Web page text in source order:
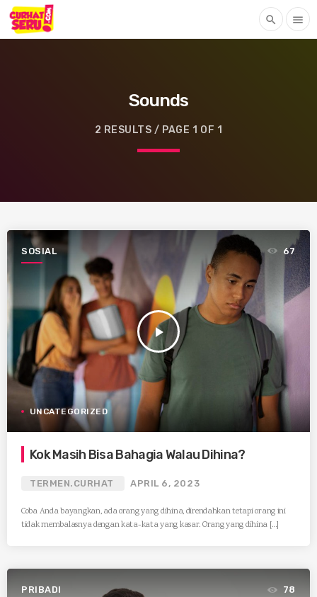
search menu
Sounds
2 RESULTS / PAGE 1 OF 1
SOSIAL
play_arrow
67
UNCATEGORIZED
Kok Masih Bisa Bahagia Walau Dihina?
TERMEN.CURHAT APRIL 6, 2023
Coba Anda bayangkan, ada orang yang dihina, direndahkan tetapi orang ini
tidak membalasnya dengan kata-kata yang kasar. Orang yang dihina […]
PRIBADI 78